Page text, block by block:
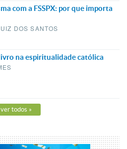
com a FSSPX: por que importa
DOS SANTOS
na espiritualidade católica
ver todos »